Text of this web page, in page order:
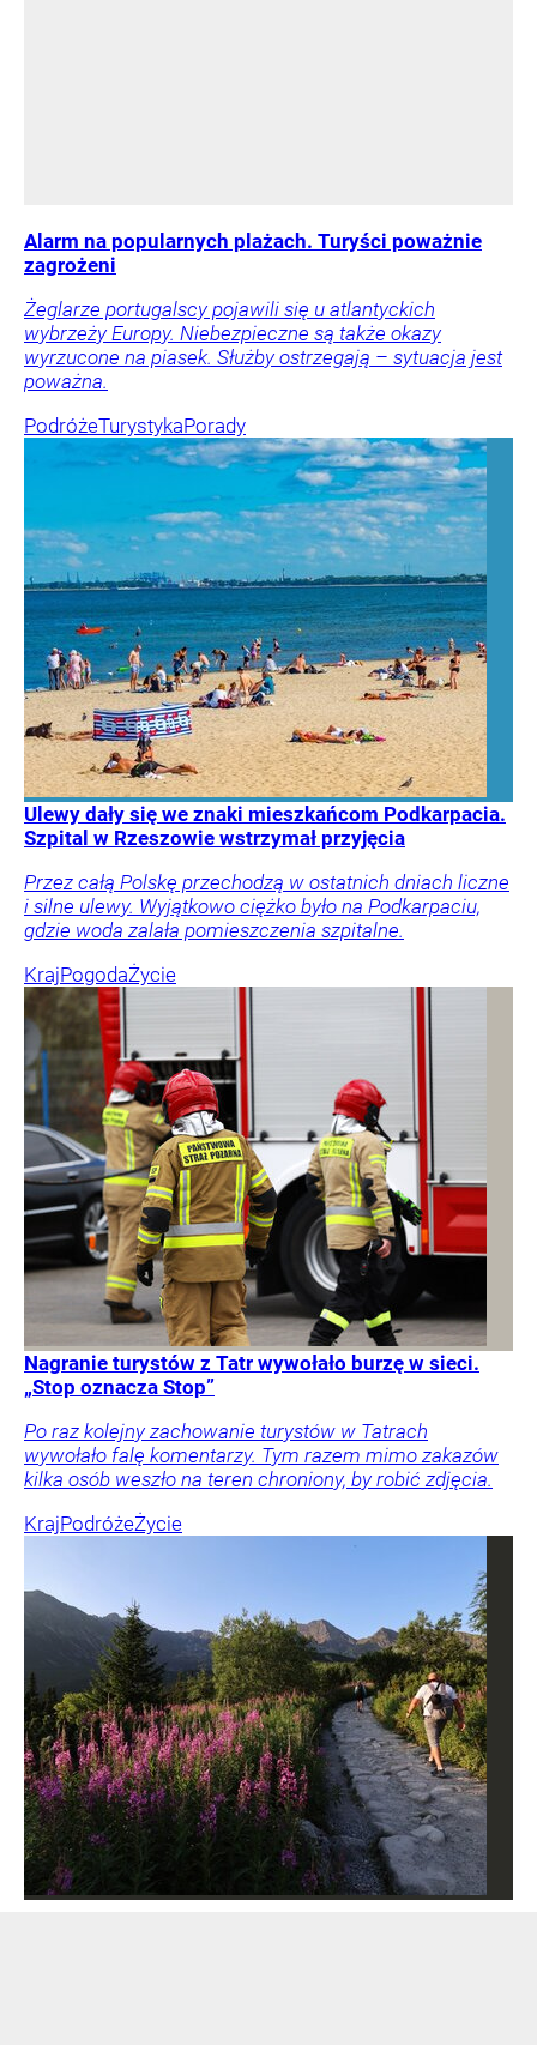
Alarm na popularnych plażach. Turyści poważnie
zagrożeni
Żeglarze portugalscy pojawili się u atlantyckich
wybrzeży Europy. Niebezpieczne są także okazy
wyrzucone na piasek. Służby ostrzegają – sytuacja jest
poważna.
PodróżeTurystykaPorady
Ulewy dały się we znaki mieszkańcom Podkarpacia.
Szpital w Rzeszowie wstrzymał przyjęcia
Przez całą Polskę przechodzą w ostatnich dniach liczne
i silne ulewy. Wyjątkowo ciężko było na Podkarpaciu,
gdzie woda zalała pomieszczenia szpitalne.
KrajPogodaŻycie
Nagranie turystów z Tatr wywołało burzę w sieci.
„Stop oznacza Stop”
Po raz kolejny zachowanie turystów w Tatrach
wywołało falę komentarzy. Tym razem mimo zakazów
kilka osób weszło na teren chroniony, by robić zdjęcia.
KrajPodróżeŻycie